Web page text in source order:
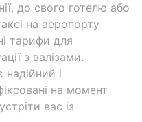
до свого готелю або
на аеропорту
тарифи для
з валізами.
і
на момент
вас із